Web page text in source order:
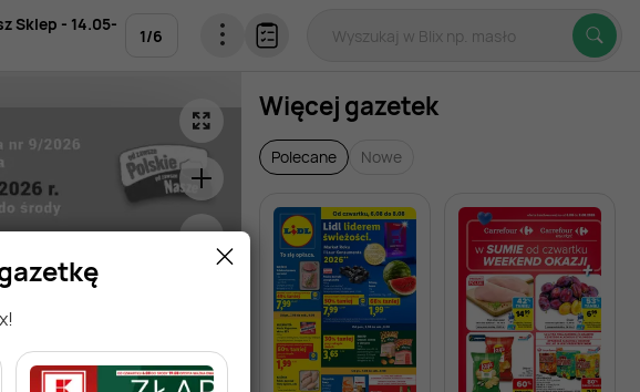
Sklep - 14.05-
1/6
Więcej gazetek
Polecane Nowe